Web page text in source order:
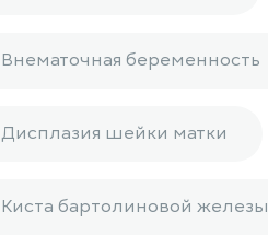
Внематочная беременность
Дисплазия шейки матки
Киста бартолиновой железы